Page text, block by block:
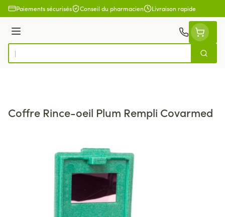
Aller au contenu
Paiements sécurisés Conseil du pharmacien Livraison rapide
Menu
Rechercher
Coffre Rince-oeil Plum Rempli Covarmed